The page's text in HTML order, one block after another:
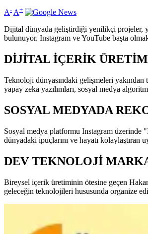
A- A+
Dijital dünyada geliştirdiği yenilikçi projeler,
bulunuyor. Instagram ve YouTube başta
DİJİTAL İÇERİK
Teknoloji dünyasındaki gelişmeleri
yapay zeka yazılımları, sosyal medya
SOSYAL MEDYADA
Sosyal medya platformu Instagram üzerinde
dünyadaki ipuçlarını ve hayatı
DEV TEKNOLOJİ
Bireysel içerik üretiminin ötesine geçen
geleceğin teknolojileri hususunda organize